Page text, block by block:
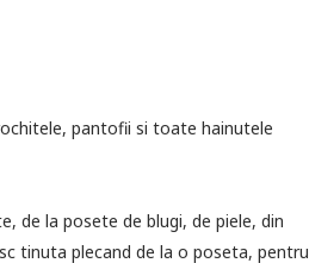
pantofii si toate hainutele
de la posete de blugi, de piele, din
tinuta plecand de la o poseta, pentru